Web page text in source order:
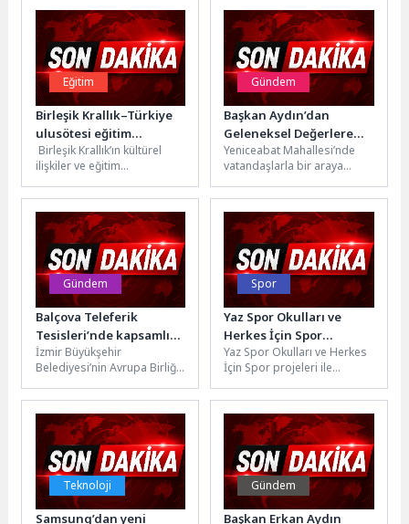
Eğitim
Birleşik Krallık–Türkiye
ulusötesi eğitim
ortaklıklarına 25.000
sterline kadar hibe
desteği
Birleşik Krallık’ın kültürel
ilişkiler ve eğitim
uluslararası kuruluşu British
Council, Türkiye dâhil 15
katılımcı...
Gündem
Başkan Aydın’dan
Geleneksel Değerlere
Vurgu
Yeniceabat Mahallesi’nde
vatandaşlarla bir araya
Başkanı Erkan Aydın,
geleneksel köy hayrına da...
Gündem
Balçova Teleferik
Tesisleri’nde kapsamlı
bakım ve yenileme
çalışması
İzmir Büyükşehir
Belediyesi’nin Avrupa Birliği
veren Balçova Teleferik
Tesisleri’nde, ulusal ve
uluslararası...
Spor
Yaz Spor Okulları ve
Herkes İçin Spor
programları başlıyor
Yaz Spor Okulları ve Herkes
İçin Spor projeleri ile
masa tenisinden birçok
farklı...
Teknoloji
Samsung’dan yeni
Gündem
Başkan Erkan Aydın